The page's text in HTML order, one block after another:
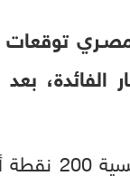
الفائدة،